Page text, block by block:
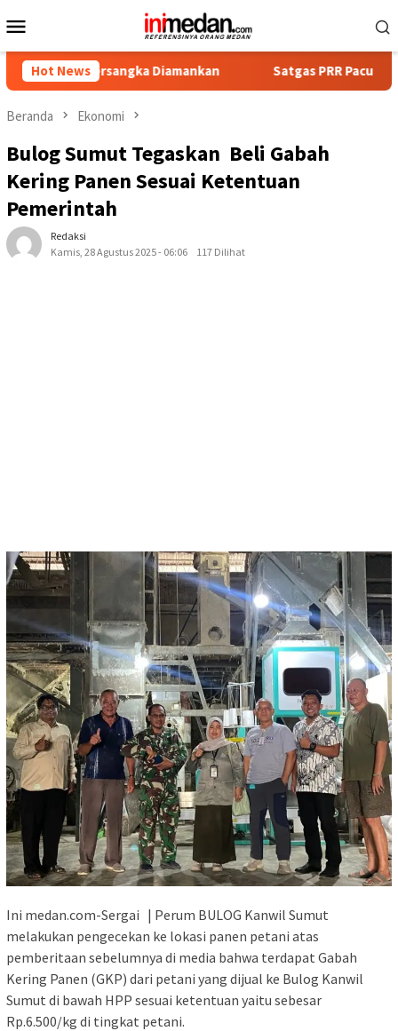
ke
Mobile
Hot NewsDiamankan Satgas PRR Pacu Realisasi
Beranda Ekonomi
Bulog Sumut Tegaskan Beli Gabah
Kering Panen Sesuai Ketentuan
Pemerintah
Redaksi
Kamis, 28 Agustus 2025 - 06:06
117 Dilihat
Ini medan.com-Sergai | Perum BULOG Kanwil Sumut
melakukan pengecekan ke lokasi panen petani atas
pemberitaan sebelumnya di media bahwa terdapat Gabah
Kering Panen (GKP) dari petani yang dijual ke Bulog Kanwil
Sumut di bawah HPP sesuai ketentuan yaitu sebesar
Rp.6.500/kg di tingkat petani.